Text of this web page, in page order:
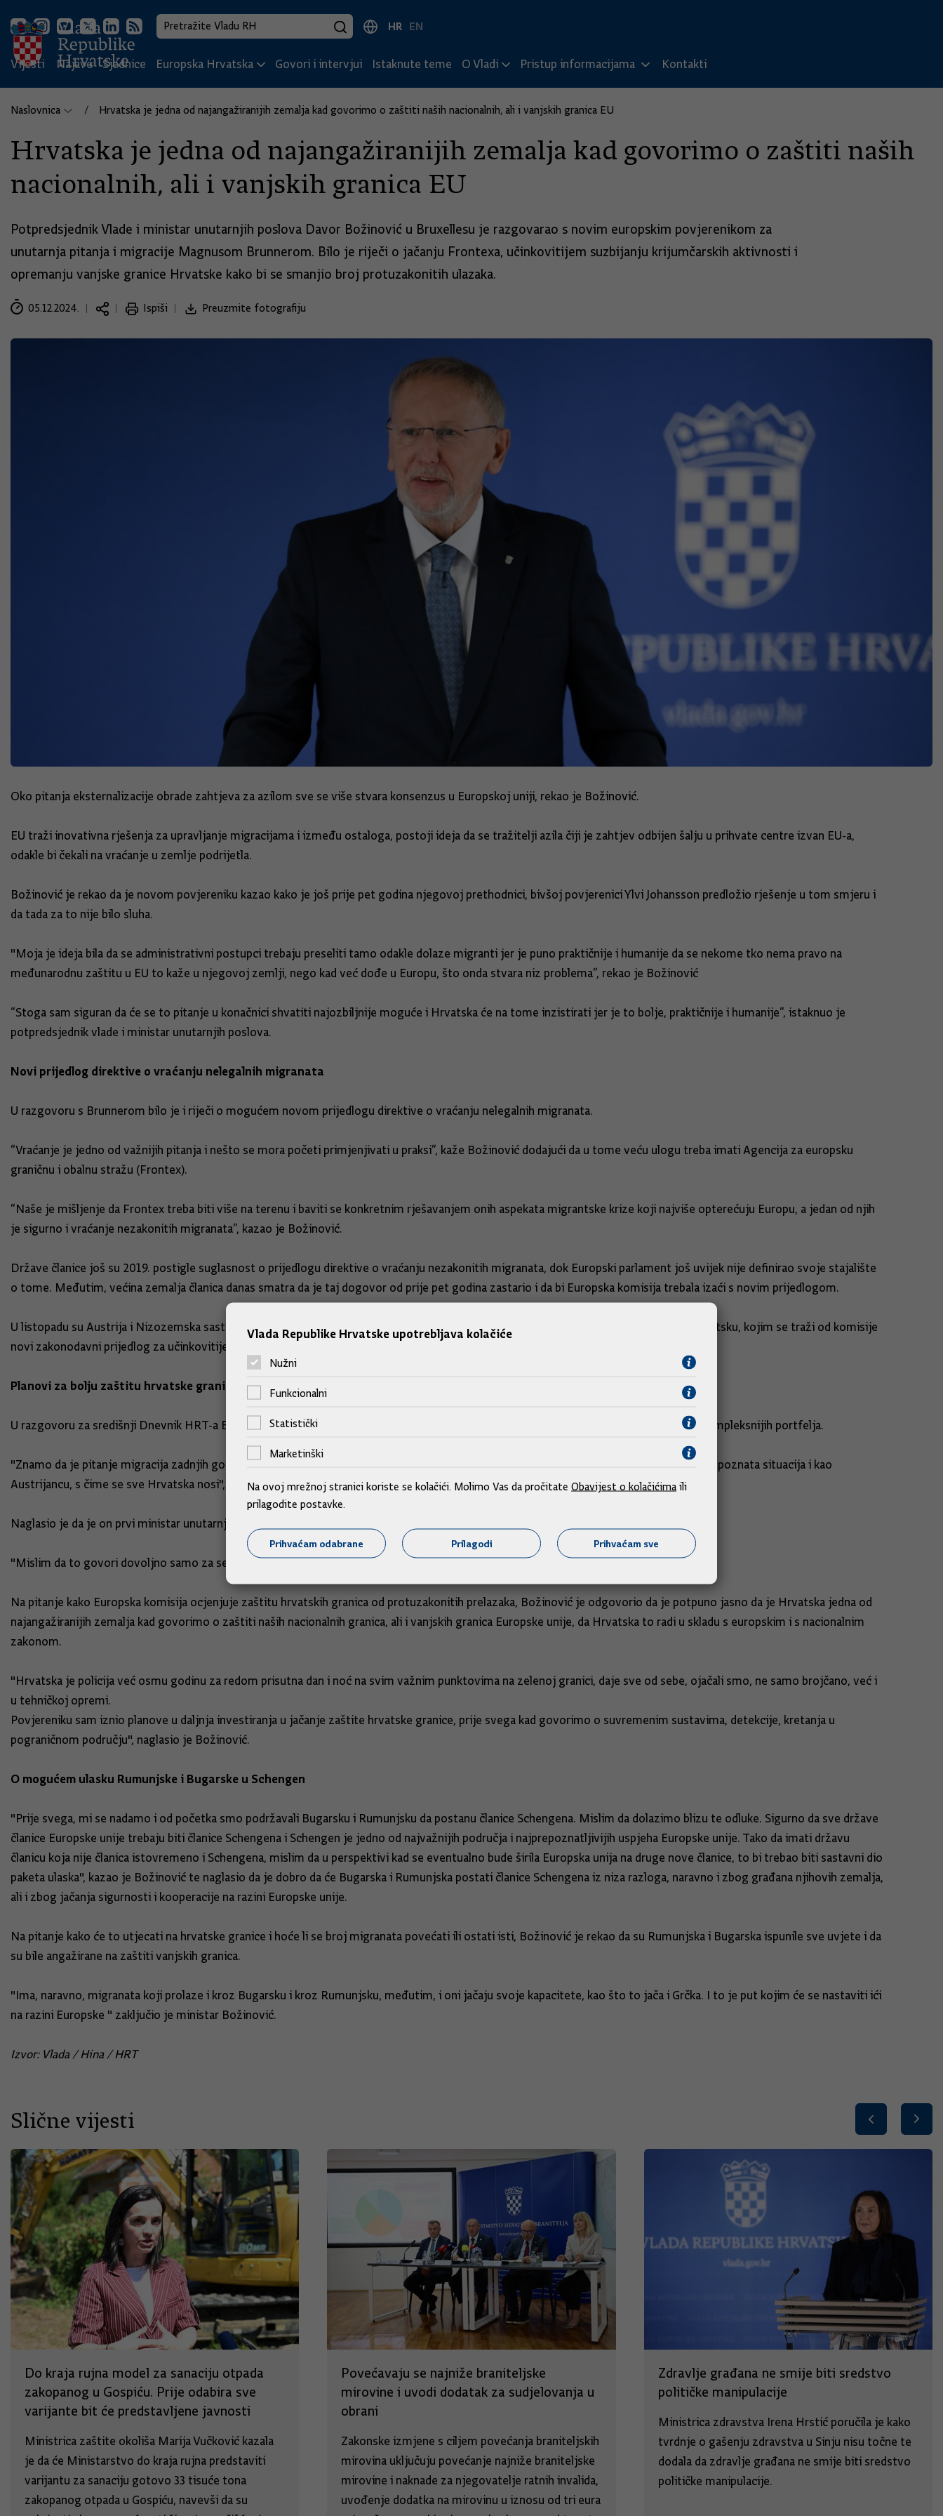
HR EN
Vijesti Najave Sjednice Europska Hrvatska Govori i intervjui Istaknute teme O Vladi Pristup informacijama Kontakti
Naslovnica Hrvatska je jedna od najangažiranijih zemalja kad govorimo o zaštiti naših nacionalnih, ali i vanjskih granica EU
Hrvatska je jedna od najangažiranijih zemalja kad govorimo o zaštiti naših
nacionalnih, ali i vanjskih granica EU
Potpredsjednik Vlade i ministar unutarnjih poslova Davor Božinović u Bruxellesu je razgovarao s novim europskim povjerenikom za
unutarnja pitanja i migracije Magnusom Brunnerom. Bilo je riječi o jačanju Frontexa, učinkovitijem suzbijanju krijumčarskih aktivnosti i
opremanju vanjske granice Hrvatske kako bi se smanjio broj protuzakonitih ulazaka.
05.12.2024. Ispiši Preuzmite fotografiju
Oko pitanja eksternalizacije obrade zahtjeva za azilom sve se više stvara konsenzus u Europskoj uniji, rekao je Božinović.
EU traži inovativna rješenja za upravljanje migracijama i između ostaloga, postoji ideja da se tražitelji azila čiji je zahtjev odbijen šalju u prihvate centre izvan EU-a,
odakle bi čekali na vraćanje u zemlje podrijetla.
Božinović je rekao da je novom povjereniku kazao kako je još prije pet godina njegovoj prethodnici, bivšoj povjerenici Ylvi Johansson predložio rješenje u tom smjeru i
da tada za to nije bilo sluha.
"Moja je ideja bila da se administrativni postupci trebaju preseliti tamo odakle dolaze migranti jer je puno praktičnije i humanije da se nekome tko nema pravo na
međunarodnu zaštitu u EU to kaže u njegovoj zemlji, nego kad već dođe u Europu, što onda stvara niz problema”, rekao je Božinović
“Stoga sam siguran da će se to pitanje u konačnici shvatiti najozbiljnije moguće i Hrvatska će na tome inzistirati jer je to bolje, praktičnije i humanije”, istaknuo je
potpredsjednik vlade i ministar unutarnjih poslova.
Novi prijedlog direktive o vraćanju nelegalnih migranata
U razgovoru s Brunnerom bilo je i riječi o mogućem novom prijedlogu direktive o vraćanju nelegalnih migranata.
“Vraćanje je jedno od važnijih pitanja i nešto se mora početi primjenjivati u praksi”, kaže Božinović dodajući da u tome veću ulogu treba imati Agencija za europsku
graničnu i obalnu stražu (Frontex).
“Naše je mišljenje da Frontex treba biti više na terenu i baviti se konkretnim rješavanjem onih aspekata migrantske krize koji najviše opterećuju Europu, a jedan od njih
je sigurno i vraćanje nezakonitih migranata”, kazao je Božinović.
Države članice još su 2019. postigle suglasnost o prijedlogu direktive o vraćanju nezakonitih migranata, dok Europski parlament još uvijek nije definirao svoje stajalište
o tome. Međutim, većina zemalja članica danas smatra da je taj dogovor od prije pet godina zastario i da bi Europska komisija trebala izaći s novim prijedlogom.
U listopadu su Austrija i Nizozemska sastavile non-paper, koji je podržalo još 15 zemalja članica Schengenskog prostora uključujući Hrvatsku, kojim se traži od komisije
novi zakonodavni prijedlog za učinkovitije vraćanje nezakonitih migranata.
Planovi za bolju zaštitu hrvatske granice
U razgovoru za središnji Dnevnik HRT-a Božinović je istaknuo da je povjereniku Brunneru jasno da je dobio jedan od najsloženijih, najkompleksnijih portfelja.
"Znamo da je pitanje migracija zadnjih godina jedno od najvrućih pitanja ne samo u Bruxellesu već i u državama članicama. Njemu je vrlo poznata situacija i kao
Austrijancu, s čime se sve Hrvatska nosi", rekao je Božinović.
Naglasio je da je on prvi ministar unutarnjih poslova kojeg je Brunner primio.
"Mislim da to govori dovoljno samo za sebe", dodao je.
Na pitanje kako Europska komisija ocjenjuje zaštitu hrvatskih granica od protuzakonitih prelazaka, Božinović je odgovorio da je potpuno jasno da je Hrvatska jedna od
najangažiranijih zemalja kad govorimo o zaštiti naših nacionalnih granica, ali i vanjskih granica Europske unije, da Hrvatska to radi u skladu s europskim i s nacionalnim
zakonom.
"Hrvatska je policija već osmu godinu za redom prisutna dan i noć na svim važnim punktovima na zelenoj granici, daje sve od sebe, ojačali smo, ne samo brojčano, već i
u tehničkoj opremi.
Povjereniku sam iznio planove u daljnja investiranja u jačanje zaštite hrvatske granice, prije svega kad govorimo o suvremenim sustavima, detekcije, kretanja u
pograničnom području", naglasio je Božinović.
O mogućem ulasku Rumunjske i Bugarske u Schengen
"Prije svega, mi se nadamo i od početka smo podržavali Bugarsku i Rumunjsku da postanu članice Schengena. Mislim da dolazimo blizu te odluke. Sigurno da sve države
članice Europske unije trebaju biti članice Schengena i Schengen je jedno od najvažnijih područja i najprepoznatljivijih uspjeha Europske unije. Tako da imati državu
članicu koja nije članica istovremeno i Schengena, mislim da u perspektivi kad se eventualno bude širila Europska unija na druge nove članice, to bi trebao biti sastavni dio
paketa ulaska", kazao je Božinović te naglasio da je dobro da će Bugarska i Rumunjska postati članice Schengena iz niza razloga, naravno i zbog građana njihovih zemalja,
ali i zbog jačanja sigurnosti i kooperacije na razini Europske unije.
Na pitanje kako će to utjecati na hrvatske granice i hoće li se broj migranata povećati ili ostati isti, Božinović je rekao da su Rumunjska i Bugarska ispunile sve uvjete i da
su bile angažirane na zaštiti vanjskih granica.
"Ima, naravno, migranata koji prolaze i kroz Bugarsku i kroz Rumunjsku, međutim, i oni jačaju svoje kapacitete, kao što to jača i Grčka. I to je put kojim će se nastaviti ići
na razini Europske " zaključio je ministar Božinović.
Izvor: Vlada / Hina / HRT
Slične vijesti
Do kraja rujna model za sanaciju otpada
zakopanog u Gospiću. Prije odabira sve
varijante bit će predstavljene javnosti
Ministrica zaštite okoliša Marija Vučković kazala
je da će Ministarstvo do kraja rujna predstaviti
varijantu za sanaciju gotovo 33 tisuće tona
zakopanog otpada u Gospiću, navevši da su
Povećavaju se najniže braniteljske
mirovine i uvodi dodatak za sudjelovanja u
obrani
Zakonske izmjene s ciljem povećanja braniteljskih
mirovina uključuju povećanje najniže braniteljske
mirovine i naknade za njegovatelje ratnih invalida,
uvođenje dodatka na mirovinu u iznosu od tri eura
Zdravlje građana ne smije biti sredstvo
političke manipulacije
Ministrica zdravstva Irena Hrstić poručila je kako
tvrdnje o gašenju zdravstva u Sinju nisu točne te
dodala da zdravlje građana ne smije biti sredstvo
političke manipulacije.
Vlada Republike Hrvatske upotrebljava kolačiće
Nužni
Funkcionalni
Statistički
Marketinški
Na ovoj mrežnoj stranici koriste se kolačići. Molimo Vas da pročitate Obavijest o kolačićima ili
prilagodite postavke.
Prihvaćam odabrane Prilagodi Prihvaćam sve